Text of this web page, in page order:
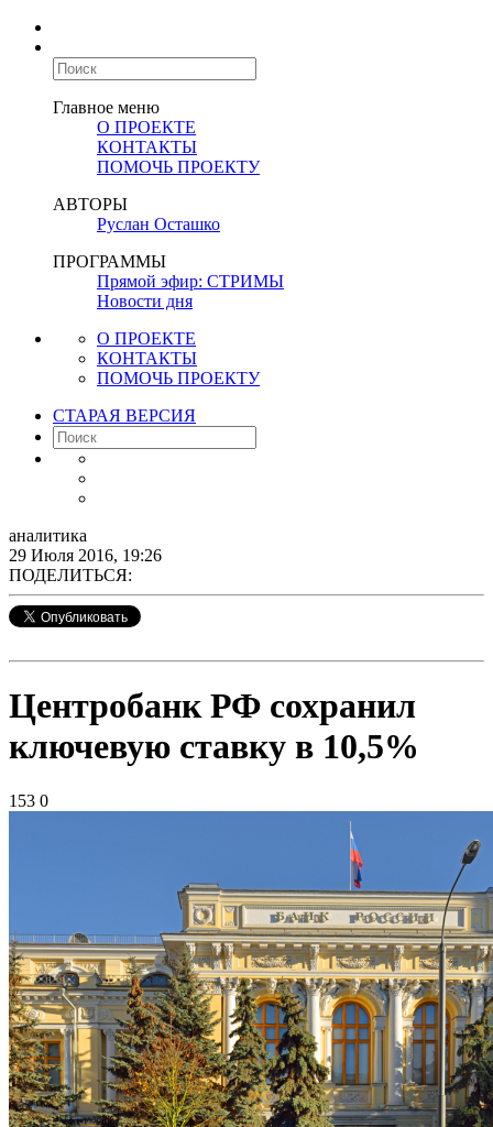
Главное меню
О ПРОЕКТЕ
КОНТАКТЫ
ПОМОЧЬ ПРОЕКТУ
АВТОРЫ
Руслан Осташко
ПРОГРАММЫ
Прямой эфир: СТРИМЫ
Новости дня
О ПРОЕКТЕ
КОНТАКТЫ
ПОМОЧЬ ПРОЕКТУ
СТАРАЯ ВЕРСИЯ
аналитика
29 Июля 2016, 19:26
ПОДЕЛИТЬСЯ:
Центробанк РФ сохранил
ключевую ставку в 10,5%
153 0